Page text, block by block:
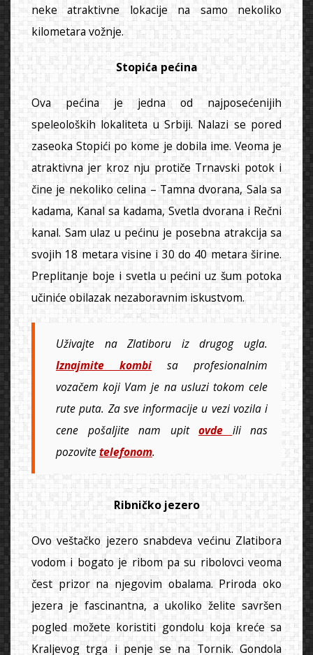
neke atraktivne lokacije na samo nekoliko
kilometara vožnje.
Stopića pećina
Ova pećina je jedna od najposećenijih
speleoloških lokaliteta u Srbiji. Nalazi se pored
zaseoka Stopići po kome je dobila ime. Veoma je
atraktivna jer kroz nju protiče Trnavski potok i
čine je nekoliko celina – Tamna dvorana, Sala sa
kadama, Kanal sa kadama, Svetla dvorana i Rečni
kanal. Sam ulaz u pećinu je posebna atrakcija sa
svojih 18 metara visine i 30 do 40 metara širine.
Preplitanje boje i svetla u pećini uz šum potoka
učiniće obilazak nezaboravnim iskustvom.
Uživajte na Zlatiboru iz drugog ugla.
Iznajmite kombi sa profesionalnim
vozačem koji Vam je na usluzi tokom cele
rute puta. Za sve informacije u vezi vozila i
cene pošaljite nam upit ovde
ili nas
pozovitetelefonom.
Ribničko jezero
Ovo veštačko jezero snabdeva većinu Zlatibora
vodom i bogato je ribom pa su ribolovci veoma
čest prizor na njegovim obalama. Priroda oko
jezera je fascinantna, a ukoliko želite savršen
pogled možete koristiti gondolu koja kreće sa
Kraljevog trga i penje se na Tornik. Gondola